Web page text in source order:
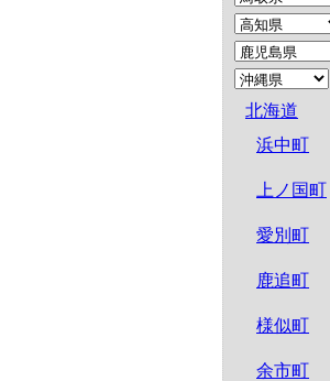
北海道
浜中町
上ノ国町
愛別町
鹿追町
様似町
余市町